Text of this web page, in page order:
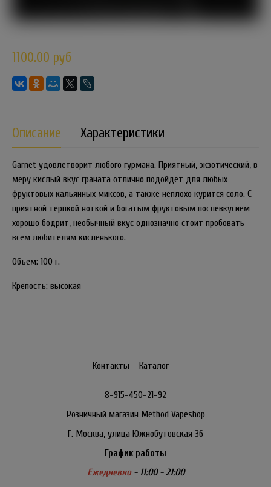
1100.00 руб
Описание Характеристики
Garnet удовлетворит любого гурмана. Приятный, экзотический, в
меру кислый вкус граната отлично подойдет для любых
фруктовых кальянных миксов, а также неплохо курится соло. С
приятной терпкой ноткой и богатым фруктовым послевкусием
хорошо бодрит, необычный вкус однозначно стоит пробовать
всем любителям кисленького.
Объем: 100 г.
Крепость: высокая
Контакты Каталог
8-915-450-21-92
Розничный магазин Method Vapeshop
Г. Москва, улица Южнобутовская 36
График работы
Ежедневно- 11:00 - 21:00